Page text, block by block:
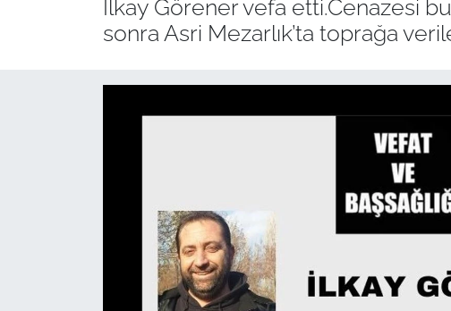
İlkay Görener vefa etti.Cenazesi
sonra Asri Mezarlık’ta toprağa
GÜNDEM
EKONOMİ
TARIM VE HAYVANCILIK
KÜLTÜR SANAT